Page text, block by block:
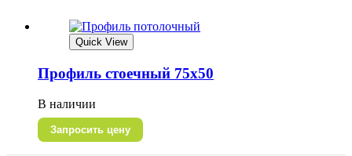
Quick View
Профиль стоечный 75х50
В наличии
Запросить цену